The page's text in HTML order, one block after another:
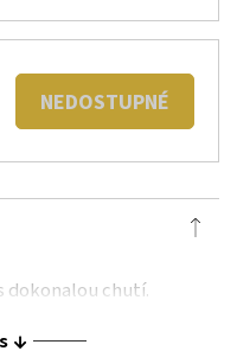
NEDOSTUPNÉ
dokonalou chutí.